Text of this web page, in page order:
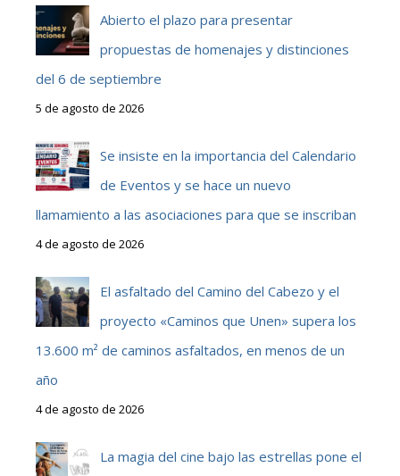
Abierto el plazo para presentar
propuestas de homenajes y distinciones
del 6 de septiembre
5 de agosto de 2026
Se insiste en la importancia del Calendario
de Eventos y se hace un nuevo
llamamiento a las asociaciones para que se inscriban
4 de agosto de 2026
El asfaltado del Camino del Cabezo y el
proyecto «Caminos que Unen» supera los
13.600 m² de caminos asfaltados, en menos de un
año
4 de agosto de 2026
La magia del cine bajo las estrellas pone el